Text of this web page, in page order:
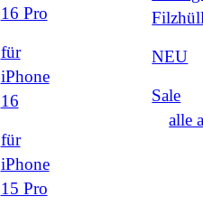
16 Pro
für
iPhone
16
für
iPhone
15 Pro
NEU
Sale
alle